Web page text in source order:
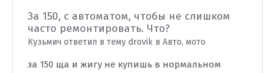
За 150, с автоматом, чтобы не слишком
часто ремонтировать. Что?
Кузьмич ответил в тему drovik в Авто, мото
за 150 ща и жигу не купишь в нормальном